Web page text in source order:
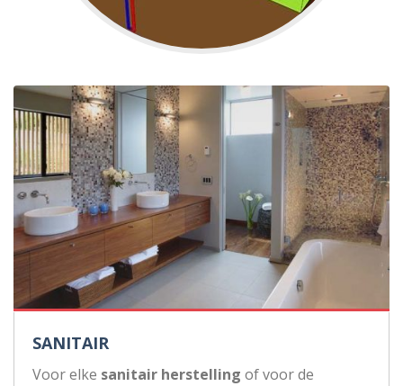
SANITAIR
Voor elke sanitair herstelling of voor de